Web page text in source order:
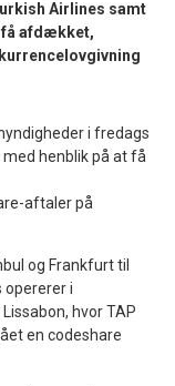
Airlines samt
få afdækket,
i fredags
henblik på at få
aftaler på
og Frankfurt til
opererer i
hvor TAP
en codeshare